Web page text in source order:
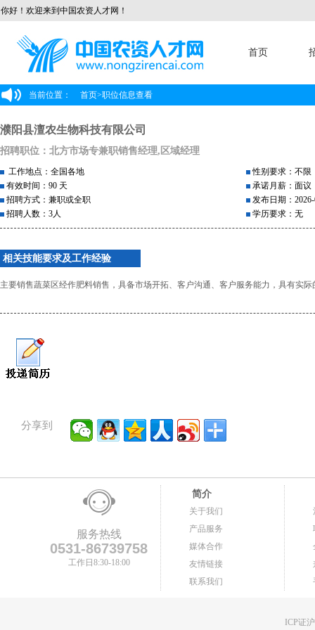
你好！欢迎来到中国农资人才网！
首页
当前位置： 首页>职位信息查看
濮阳县澶农生物科技有限公司
招聘职位：北方市场专兼职销售经理,区域经理
工作地点：全国各地
有效时间：90 天
招聘方式：兼职或全职
招聘人数：3人
性别要求：不限
承诺月薪：面议
发布日期：
学历要求：无
相关技能要求及工作经验
主要销售蔬菜区经作肥料销售，具备市场开拓、客户沟通、客户服务能力，具有实
分享到
服务热线
0531-86739758
工作日8:30-18:00
简介
关于我们
产品服务
媒体合作
友情链接
联系我们
ICP证